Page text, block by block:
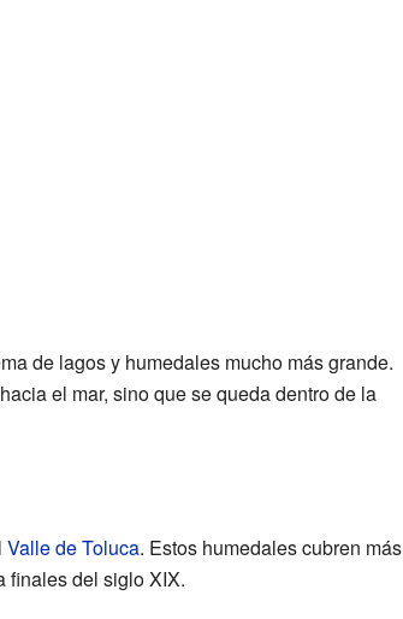
de lagos y humedales mucho más grande.
el mar, sino que se queda dentro de la
Valle de Toluca. Estos humedales cubren más
finales del siglo XIX.